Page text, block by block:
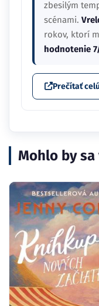
zbesilým
scénami.
rokov, ktorí
hodnotenie
Prečítať
Mohlo by